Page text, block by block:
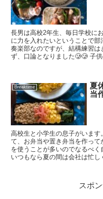
長男は高校2年生、毎日学校に
に力を入れたいということで
奏楽部なのですが、結構練習
ず、口論となりました🥲🥲 子
Breaktime
夏
当
高校生と小学生の息子がいま
て、お弁当や置き弁当を作っ
を使うことが多いのでなるべく
いつもなら夏の間は会社は忙し
スポ